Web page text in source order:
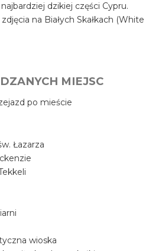
dzikiej części Cypru.
na Białych Skałkach (White
MIEJSC
po mieście
Łazarza
wioska